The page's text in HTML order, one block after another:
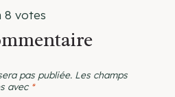
8 votes
pas publiée. Les champs
avec *